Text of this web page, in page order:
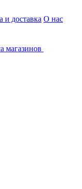
и доставка О нас
магазинов